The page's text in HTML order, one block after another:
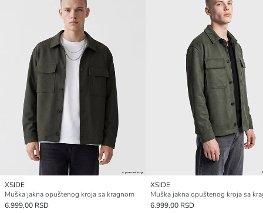
XSIDE
Muška jakna opuštenog kroja sa kragnom
6.999,00 RSD
XSIDE
Muška jakna opuštenog kroja sa
6.999,00 RSD